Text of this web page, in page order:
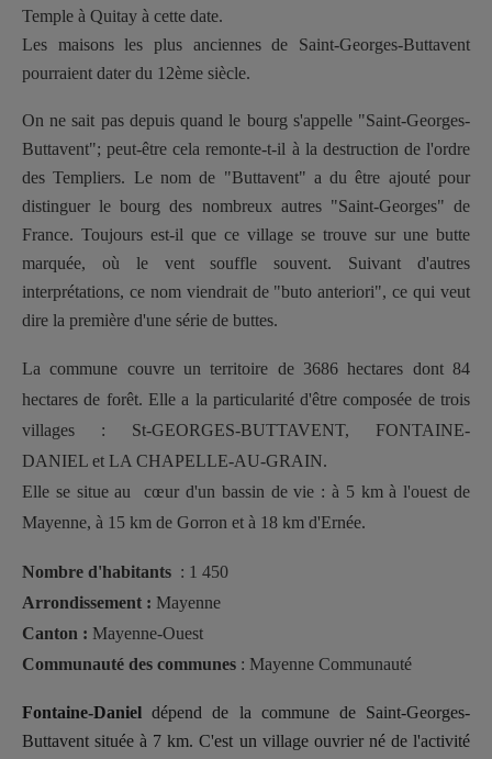
Temple à Quitay à cette date.
Les maisons les plus anciennes de Saint-Georges-Buttavent
pourraient dater du 12ème siècle.
On ne sait pas depuis quand le bourg s'appelle "Saint-Georges-
Buttavent"; peut-être cela remonte-t-il à la destruction de l'ordre
des Templiers. Le nom de "Buttavent" a du être ajouté pour
distinguer le bourg des nombreux autres "Saint-Georges" de
France. Toujours est-il que ce village se trouve sur une butte
marquée, où le vent souffle souvent. Suivant d'autres
interprétations, ce nom viendrait de "buto anteriori", ce qui veut
dire la première d'une série de buttes.
La commune couvre un territoire de 3686 hectares dont 84
hectares de forêt. Elle a la particularité d'être composée de trois
villages : St-GEORGES-BUTTAVENT, FONTAINE-
DANIEL et LA CHAPELLE-AU-GRAIN.
Elle se situe au cœur d'un bassin de vie : à 5 km à l'ouest de
Mayenne, à 15 km de Gorron et à 18 km d'Ernée.
Nombre d'habitants : 1 450
Arrondissement : Mayenne
Canton : Mayenne-Ouest
Communauté des communes : Mayenne Communauté
Fontaine-Daniel dépend de la commune de Saint-Georges-
Buttavent située à 7 km. C'est un village ouvrier né de l'activité